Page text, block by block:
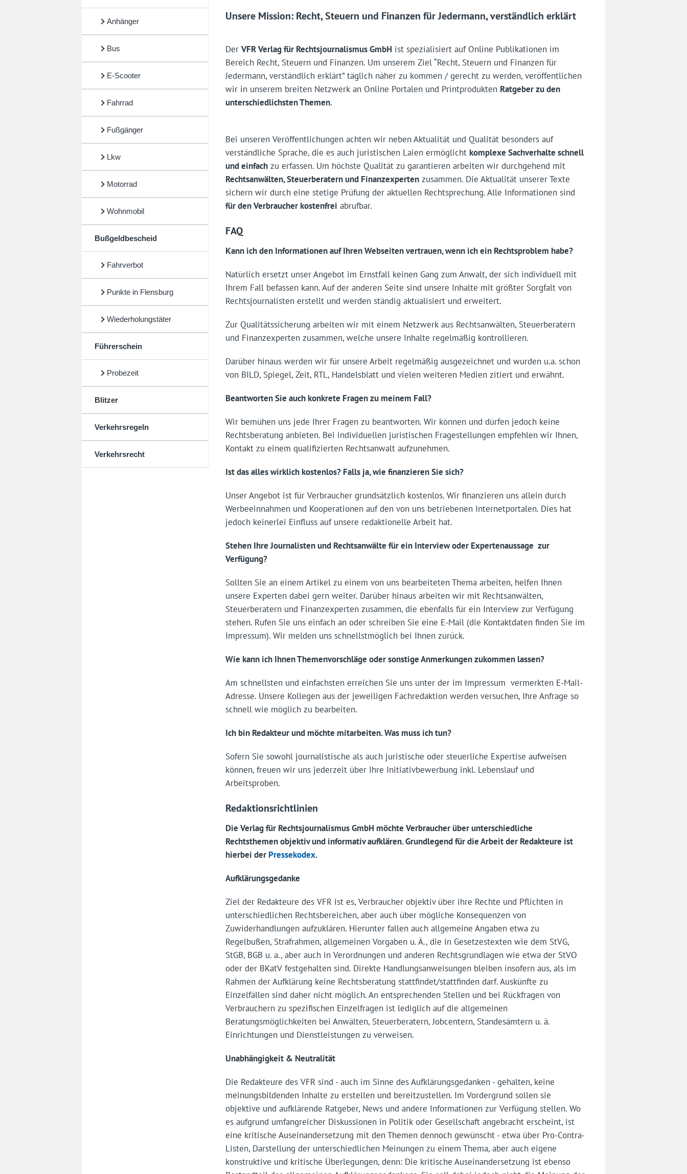
Anhänger
Bus
E-Scooter
Fahrrad
Fußgänger
Lkw
Motorrad
Wohnmobil
Bußgeldbescheid
Fahrverbot
Punkte in Flensburg
Wiederholungstäter
Führerschein
Probezeit
Blitzer
Verkehrsregeln
Verkehrsrecht
Unsere Mission: Recht, Steuern und Finanzen für Jedermann, verständlich erklärt
Der VFR Verlag für Rechtsjournalismus GmbH ist spezialisiert auf Online Publikationen im
Bereich Recht, Steuern und Finanzen. Um unserem Ziel “Recht, Steuern und Finanzen für
Jedermann, verständlich erklärt” täglich näher zu kommen / gerecht zu werden, veröffentlichen
wir in unserem breiten Netzwerk an Online Portalen und Printprodukten Ratgeber zu den
unterschiedlichsten Themen.
Bei unseren Veröffentlichungen achten wir neben Aktualität und Qualität besonders auf
verständliche Sprache, die es auch juristischen Laien ermöglicht komplexe Sachverhalte schnell
und einfachzu erfassen. Um höchste Qualität zu garantieren arbeiten wir durchgehend mit
Rechtsanwälten, Steuerberatern und Finanzexpertenzusammen. Die Aktualität unserer Texte
sichern wir durch eine stetige Prüfung der aktuellen Rechtsprechung. Alle Informationen sind
für den Verbraucher kostenfrei abrufbar.
FAQ
Kann ich den Informationen auf Ihren Webseiten vertrauen, wenn ich ein Rechtsproblem habe?
Natürlich ersetzt unser Angebot im Ernstfall keinen Gang zum Anwalt, der sich individuell mit
Ihrem Fall befassen kann. Auf der anderen Seite sind unsere Inhalte mit größter Sorgfalt von
Rechtsjournalisten erstellt und werden ständig aktualisiert und erweitert.
Zur Qualitätssicherung arbeiten wir mit einem Netzwerk aus Rechtsanwälten, Steuerberatern
und Finanzexperten zusammen, welche unsere Inhalte regelmäßig kontrollieren.
Darüber hinaus werden wir für unsere Arbeit regelmäßig ausgezeichnet und wurden u.a. schon
von BILD, Spiegel, Zeit, RTL, Handelsblatt und vielen weiteren Medien zitiert und erwähnt.
Beantworten Sie auch konkrete Fragen zu meinem Fall?
Wir bemühen uns jede Ihrer Fragen zu beantworten. Wir können und dürfen jedoch keine
Rechtsberatung anbieten. Bei individuellen juristischen Fragestellungen empfehlen wir Ihnen,
Kontakt zu einem qualifizierten Rechtsanwalt aufzunehmen.
Ist das alles wirklich kostenlos? Falls ja, wie finanzieren Sie sich?
Unser Angebot ist für Verbraucher grundsätzlich kostenlos. Wir finanzieren uns allein durch
Werbeeinnahmen und Kooperationen auf den von uns betriebenen Internetportalen. Dies hat
jedoch keinerlei Einfluss auf unsere redaktionelle Arbeit hat.
Stehen Ihre Journalisten und Rechtsanwälte für ein Interview oder Expertenaussage zur
Verfügung?
Sollten Sie an einem Artikel zu einem von uns bearbeiteten Thema arbeiten, helfen Ihnen
unsere Experten dabei gern weiter. Darüber hinaus arbeiten wir mit Rechtsanwälten,
Steuerberatern und Finanzexperten zusammen, die ebenfalls für ein Interview zur Verfügung
stehen. Rufen Sie uns einfach an oder schreiben Sie eine E-Mail (die Kontaktdaten finden Sie im
Impressum). Wir melden uns schnellstmöglich bei Ihnen zurück.
Wie kann ich Ihnen Themenvorschläge oder sonstige Anmerkungen zukommen lassen?
Am schnellsten und einfachsten erreichen Sie uns unter der im Impressum vermerkten E-Mail-
Adresse. Unsere Kollegen aus der jeweiligen Fachredaktion werden versuchen, Ihre Anfrage so
schnell wie möglich zu bearbeiten.
Ich bin Redakteur und möchte mitarbeiten. Was muss ich tun?
Sofern Sie sowohl journalistische als auch juristische oder steuerliche Expertise aufweisen
können, freuen wir uns jederzeit über Ihre Initiativbewerbung inkl. Lebenslauf und
Arbeitsproben.
Redaktionsrichtlinien
Die Verlag für Rechtsjournalismus GmbH möchte Verbraucher über unterschiedliche
Rechtsthemen objektiv und informativ aufklären. Grundlegend für die Arbeit der Redakteure ist
hierbei der Pressekodex.
Aufklärungsgedanke
Ziel der Redakteure des VFR ist es, Verbraucher objektiv über ihre Rechte und Pflichten in
unterschiedlichen Rechtsbereichen, aber auch über mögliche Konsequenzen von
Zuwiderhandlungen aufzuklären. Hierunter fallen auch allgemeine Angaben etwa zu
Regelbußen, Strafrahmen, allgemeinen Vorgaben u. Ä., die in Gesetzestexten wie dem StVG,
StGB, BGB u. a., aber auch in Verordnungen und anderen Rechtsgrundlagen wie etwa der StVO
oder der BKatV festgehalten sind. Direkte Handlungsanweisungen bleiben insofern aus, als im
Rahmen der Aufklärung keine Rechtsberatung stattfindet/stattfinden darf. Auskünfte zu
Einzelfällen sind daher nicht möglich. An entsprechenden Stellen und bei Rückfragen von
Verbrauchern zu spezifischen Einzelfragen ist lediglich auf die allgemeinen
Beratungsmöglichkeiten bei Anwälten, Steuerberatern, Jobcentern, Standesämtern u. ä.
Einrichtungen und Dienstleistungen zu verweisen.
Unabhängigkeit & Neutralität
Die Redakteure des VFR sind - auch im Sinne des Aufklärungsgedanken - gehalten, keine
meinungsbildenden Inhalte zu erstellen und bereitzustellen. Im Vordergrund sollen sie
objektive und aufklärende Ratgeber, News und andere Informationen zur Verfügung stellen. Wo
es aufgrund umfangreicher Diskussionen in Politik oder Gesellschaft angebracht erscheint, ist
eine kritische Auseinandersetzung mit den Themen dennoch gewünscht - etwa über Pro-Contra-
Listen, Darstellung der unterschiedlichen Meinungen zu einem Thema, aber auch eigene
konstruktive und kritische Überlegungen, denn: Die kritische Auseinandersetzung ist ebenso